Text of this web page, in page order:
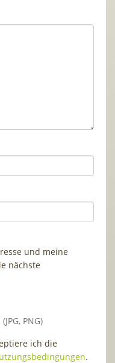
und meine
nächste
PNG)
ich die
.